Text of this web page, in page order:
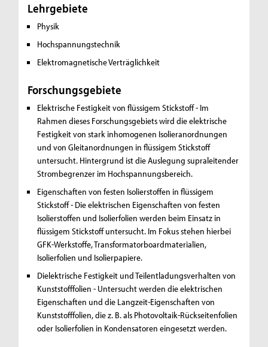
Lehrgebiete
Physik
Hochspannungstechnik
Elektromagnetische Verträglichkeit
Forschungsgebiete
Elektrische Festigkeit von flüssigem Stickstoff - Im
Rahmen dieses Forschungsgebiets wird die elektrische
Festigkeit von stark inhomogenen Isolieranordnungen
und von Gleitanordnungen in flüssigem Stickstoff
untersucht. Hintergrund ist die Auslegung supraleitender
Strombegrenzer im Hochspannungsbereich.
Eigenschaften von festen Isolierstoffen in flüssigem
Stickstoff - Die elektrischen Eigenschaften von festen
Isolierstoffen und Isolierfolien werden beim Einsatz in
flüssigem Stickstoff untersucht. Im Fokus stehen hierbei
GFK-Werkstoffe, Transformatorboardmaterialien,
Isolierfolien und Isolierpapiere.
Dielektrische Festigkeit und Teilentladungsverhalten von
Kunststofffolien - Untersucht werden die elektrischen
Eigenschaften und die Langzeit-Eigenschaften von
Kunststofffolien, die z. B. als Photovoltaik-Rückseitenfolien
oder Isolierfolien in Kondensatoren eingesetzt werden.